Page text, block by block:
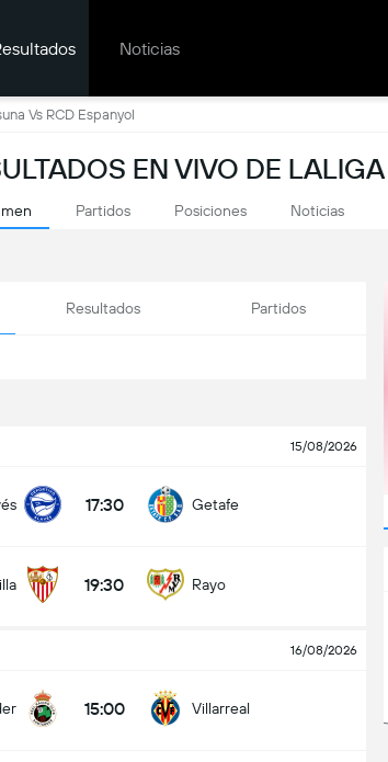
Noticias
Vs RCD Espanyol
EN VIVO DE LALIGA
Partidos Posiciones Noticias
Resultados Partidos
15/08/2026
17:30 Getafe
19:30 Rayo
16/08/2026
15:00 Villarreal
Más de